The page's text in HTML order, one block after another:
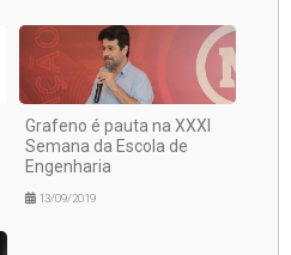
Grafeno é pauta na XXXI
Semana da Escola de
Engenharia
13/09/2019